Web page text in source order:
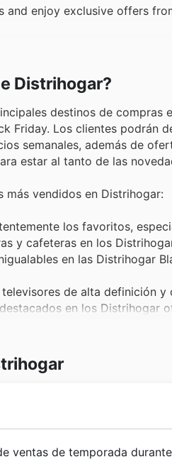
enjoy exclusive offers
Distrihogar?
destinos de
Friday. Los clientes podrán
semanales, además de
estar al tanto de las
vendidos en Distrihogar:
los favoritos,
y cafeteras en los
en las Distrihogar
televisores de alta definición
en los Distrihogar
las Distrihogar
y la estética son un
para proyectos personales y
cada casa en un espacio
ventas de temporada